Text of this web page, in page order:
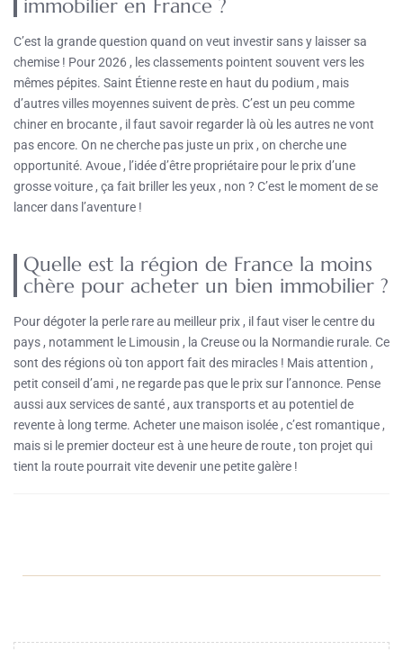
immobilier en France ?
C’est la grande question quand on veut investir sans y laisser sa
chemise ! Pour 2026 , les classements pointent souvent vers les
mêmes pépites. Saint Étienne reste en haut du podium , mais
d’autres villes moyennes suivent de près. C’est un peu comme
chiner en brocante , il faut savoir regarder là où les autres ne vont
pas encore. On ne cherche pas juste un prix , on cherche une
opportunité. Avoue , l’idée d’être propriétaire pour le prix d’une
grosse voiture , ça fait briller les yeux , non ? C’est le moment de se
lancer dans l’aventure !
Quelle est la région de France la moins
chère pour acheter un bien immobilier ?
Pour dégoter la perle rare au meilleur prix , il faut viser le centre du
pays , notamment le Limousin , la Creuse ou la Normandie rurale. Ce
sont des régions où ton apport fait des miracles ! Mais attention ,
petit conseil d’ami , ne regarde pas que le prix sur l’annonce. Pense
aussi aux services de santé , aux transports et au potentiel de
revente à long terme. Acheter une maison isolée , c’est romantique ,
mais si le premier docteur est à une heure de route , ton projet qui
tient la route pourrait vite devenir une petite galère !